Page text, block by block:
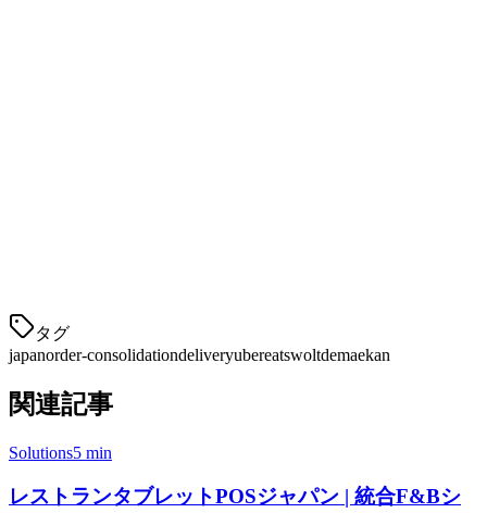
タグ
japanorder-consolidationdeliveryubereatswoltdemaekan
関連記事
Solutions5 min
レストランタブレットPOSジャパン | 統合F&Bシ